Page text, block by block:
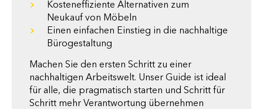
Kosteneffiziente Alternativen zum
Neukauf von Möbeln
Einen einfachen Einstieg in die nachhaltige
Bürogestaltung
Machen Sie den ersten Schritt zu einer
nachhaltigen Arbeitswelt. Unser Guide ist ideal
für alle, die pragmatisch starten und Schritt für
Schritt mehr Verantwortung übernehmen